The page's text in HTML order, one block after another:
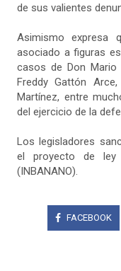
de sus valientes
Asimismo expresa
asociado a figuras
casos de Don Mario
Freddy Gattón
Martínez, entre
del ejercicio de la
Los legisladores
el proyecto de
(INBANANO).
FACEBOOK